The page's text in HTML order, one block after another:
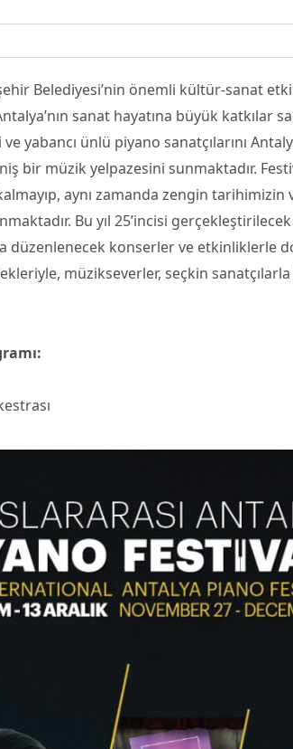
Belediyesi’nin önemli kültür-sanat
sanat hayatına büyük katkılar
yabancı ünlü piyano sanatçılarını
müzik yelpazesini sunmaktadır.
aynı zamanda zengin tarihimizin
Bu yıl 25’incisi
düzenlenecek konserler ve etkinliklerle
müzikseverler, seçkin